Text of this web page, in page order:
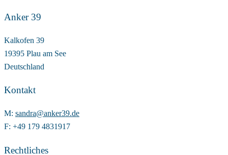
Anker 39
Kalkofen 39
19395 Plau am See
Deutschland
Kontakt
M: sandra@anker39.de
F: +49 179 4831917
Rechtliches